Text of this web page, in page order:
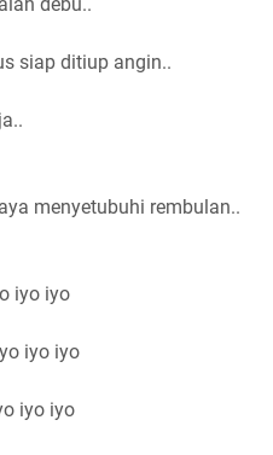
debu..
siap ditiup angin..
menyetubuhi rembulan..
iyo iyo
iyo iyo
iyo iyo